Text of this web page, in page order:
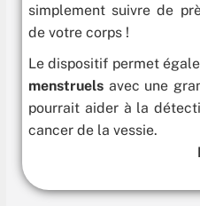
simplement suivre de
de votre corps !
Le dispositif permet
menstruels avec une
pourrait aider à la
cancer de la vessie.